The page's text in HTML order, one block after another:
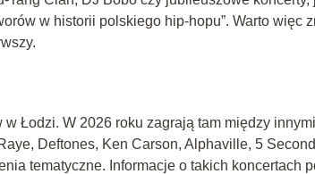
w historii polskiego hip-hopu”. Warto więc
w Łodzi. W 2026 roku zagrają tam między
Deftones, Ken Carson, Alphaville, 5
tematyczne. Informacje o takich koncertach